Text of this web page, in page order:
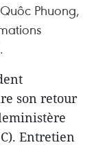
Phuong,
son retour
Entretien